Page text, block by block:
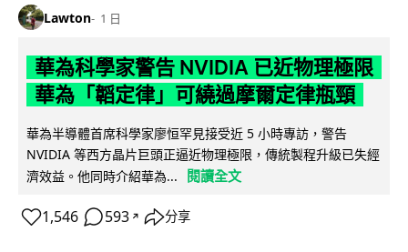
Lawton 1 日
華為科學家警告 NVIDIA 已近物理極限
華為「韜定律」可繞過摩爾定律瓶頸
華為半導體首席科學家廖恒罕見接受近 5 小時專訪，警告
NVIDIA 等西方晶片巨頭正逼近物理極限，傳統製程升級已失經
濟效益。他同時介紹華為...
閱讀全文
1,546 593 ↗ 分享